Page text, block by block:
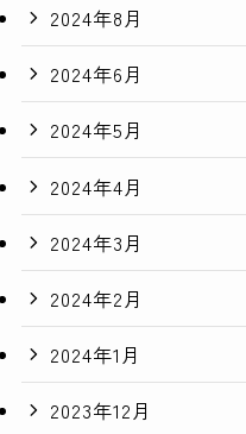
2024年8月
2024年6月
2024年5月
2024年4月
2024年3月
2024年2月
2024年1月
2023年12月